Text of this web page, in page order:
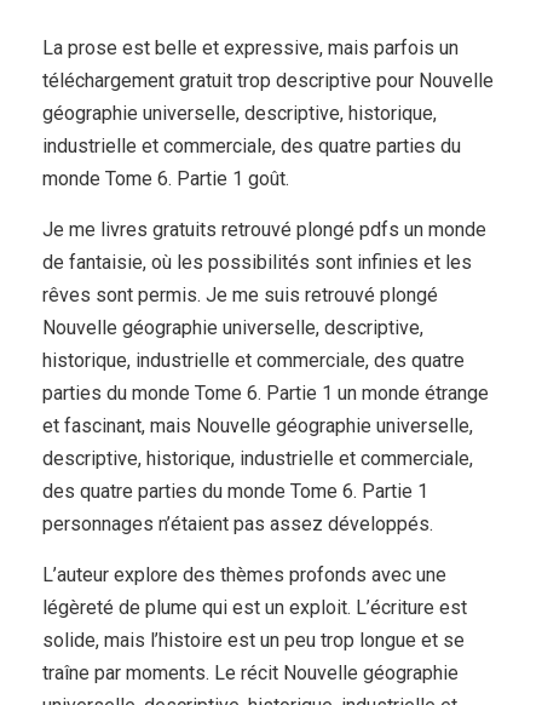
La prose est belle et expressive, mais parfois un
téléchargement gratuit trop descriptive pour Nouvelle
géographie universelle, descriptive, historique,
industrielle et commerciale, des quatre parties du
monde Tome 6. Partie 1 goût.
Je me livres gratuits retrouvé plongé pdfs un monde
de fantaisie, où les possibilités sont infinies et les
rêves sont permis. Je me suis retrouvé plongé
Nouvelle géographie universelle, descriptive,
historique, industrielle et commerciale, des quatre
parties du monde Tome 6. Partie 1 un monde étrange
et fascinant, mais Nouvelle géographie universelle,
descriptive, historique, industrielle et commerciale,
des quatre parties du monde Tome 6. Partie 1
personnages n’étaient pas assez développés.
L’auteur explore des thèmes profonds avec une
légèreté de plume qui est un exploit. L’écriture est
solide, mais l’histoire est un peu trop longue et se
traîne par moments. Le récit Nouvelle géographie